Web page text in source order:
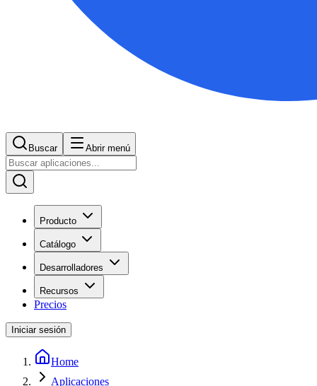
Buscar Abrir menú
Producto
Catálogo
Desarrolladores
Recursos
Precios
Iniciar sesión
Home
Aplicaciones